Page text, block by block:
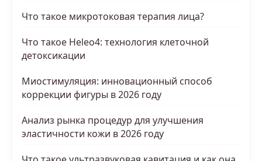
Что такое микротоковая терапия лица?
Что такое Heleo4: технология клеточной
детоксикации
Миостимуляция: инновационный способ
коррекции фигуры в 2026 году
Анализ рынка процедур для улучшения
эластичности кожи в 2026 году